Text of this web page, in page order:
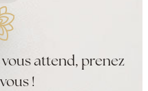
attend, prenez
!